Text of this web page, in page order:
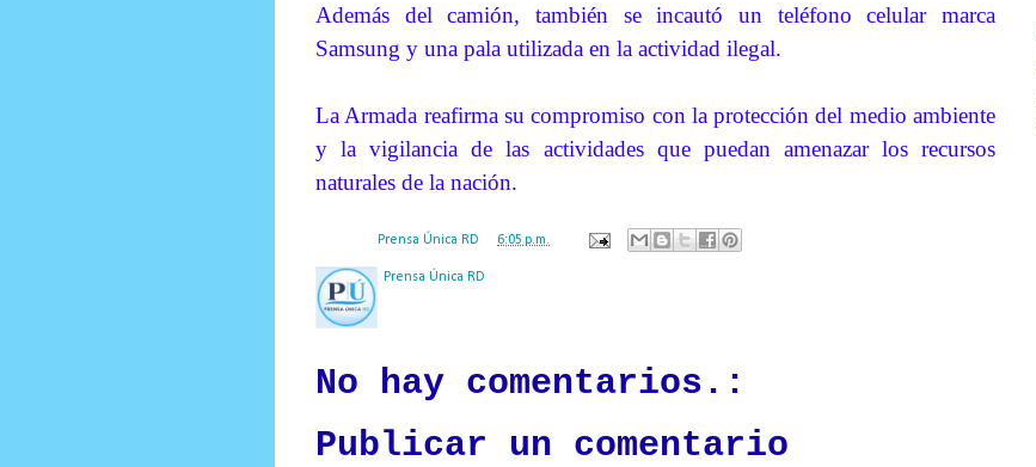
Además del camión, también se incautó un teléfono celular marca
Samsung y una pala utilizada en la actividad ilegal.
La Armada reafirma su compromiso con la protección del medio ambiente
y la vigilancia de las actividades que puedan amenazar los recursos
naturales de la nación.
Prensa Única RD 6:05 p.m.
Prensa Única RD
No hay comentarios.:
Publicar un comentario